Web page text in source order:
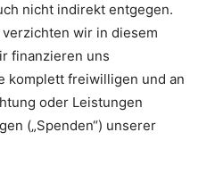
nicht indirekt entgegen.
wir in diesem
finanzieren uns
komplett freiwilligen und an
oder Leistungen
(„Spenden“) unserer